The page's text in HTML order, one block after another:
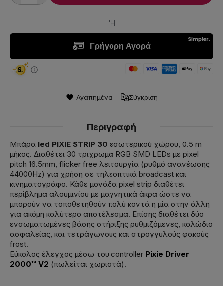
Αγαπημένα Σύγκριση
Περιγραφή
Μπάρα led PIXIE STRIP 30 εσωτερικού χώρου, 0.5 m
μήκος. Διαθέτει 30 τριχρωμα RGB SMD LEDs με pixel
pitch 16.5mm, flicker free λειτουργία (ρυθμό ανανέωσης
44000Hz) για χρήση σε τηλεοπτικά broadcast και
κινηματογράφο. Κάθε μονάδα pixel strip διαθέτει
περίβλημα αλουμινίου με μαγνητικά άκρα ώστε να
μπορούν να τοποθετηθούν πολύ κοντά η μία στην άλλη
για ακόμη καλύτερο αποτέλεσμα. Επίσης διαθέτει δύο
ενσωματωμένες βάσης στήριξης ρυθμιζόμενες, καλώδιο
ασφαλείας, και τετράγωνους και στρογγυλούς φακούς
frost.
Εύκολος έλεγχος μέσω του controller Pixie Driver
2000™ V2 (πωλείται χωριστά).